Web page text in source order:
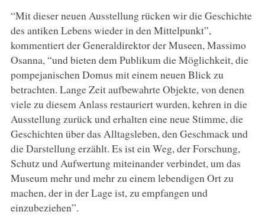
“Mit dieser neuen Ausstellung rücken wir die Geschichte
des antiken Lebens wieder in den Mittelpunkt”,
kommentiert der Generaldirektor der Museen, Massimo
Osanna, “und bieten dem Publikum die Möglichkeit, die
pompejanischen Domus mit einem neuen Blick zu
betrachten. Lange Zeit aufbewahrte Objekte, von denen
viele zu diesem Anlass restauriert wurden, kehren in die
Ausstellung zurück und erhalten eine neue Stimme, die
Geschichten über das Alltagsleben, den Geschmack und
die Darstellung erzählt. Es ist ein Weg, der Forschung,
Schutz und Aufwertung miteinander verbindet, um das
Museum mehr und mehr zu einem lebendigen Ort zu
machen, der in der Lage ist, zu empfangen und
einzubeziehen”.